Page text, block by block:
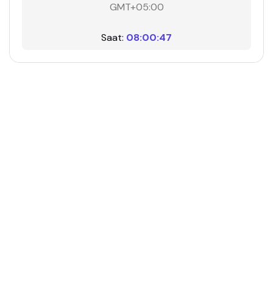
GMT+05:00
Saat: 08:00:47